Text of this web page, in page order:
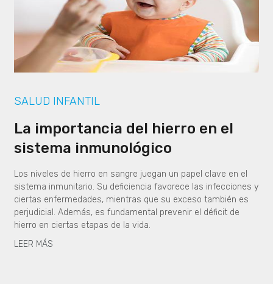
SALUD INFANTIL
La importancia del hierro en el
sistema inmunológico
Los niveles de hierro en sangre juegan un papel clave en el
sistema inmunitario. Su deficiencia favorece las infecciones y
ciertas enfermedades, mientras que su exceso también es
perjudicial. Además, es fundamental prevenir el déficit de
hierro en ciertas etapas de la vida.
LEER MÁS